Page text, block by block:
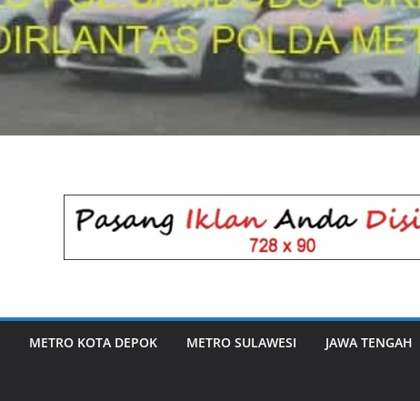
METRO KOTA DEPOK METRO SULAWESI JAWA TENGAH